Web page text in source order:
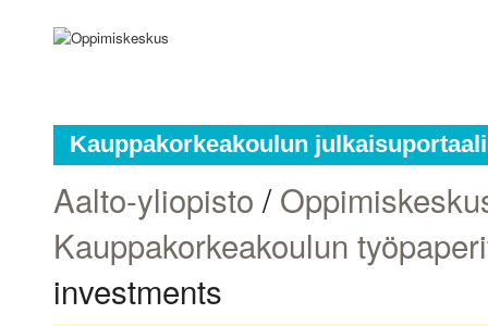
Kauppakorkeakoulun julkaisuportaali
Aalto-yliopisto /
Kauppakorkeakoulun
investments